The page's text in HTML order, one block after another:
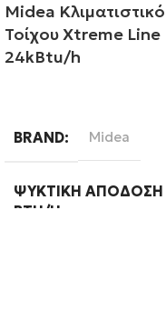
Midea Κλιματιστικό
Τοίχου Xtreme Line
24kBtu/h
BRAND Midea
ΨΥΚΤΙΚΉ ΑΠΌΔΟΣΗ
BTU/H